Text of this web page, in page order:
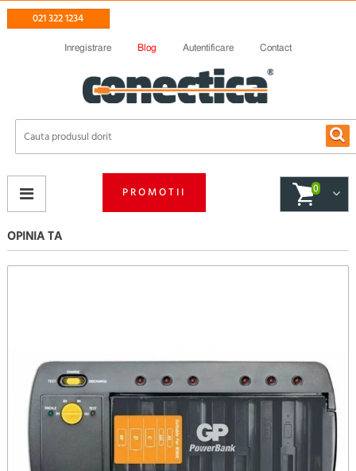
021 322 1234
Inregistrare Blog Autentificare Contact
PROMOTII 0
OPINIA TA